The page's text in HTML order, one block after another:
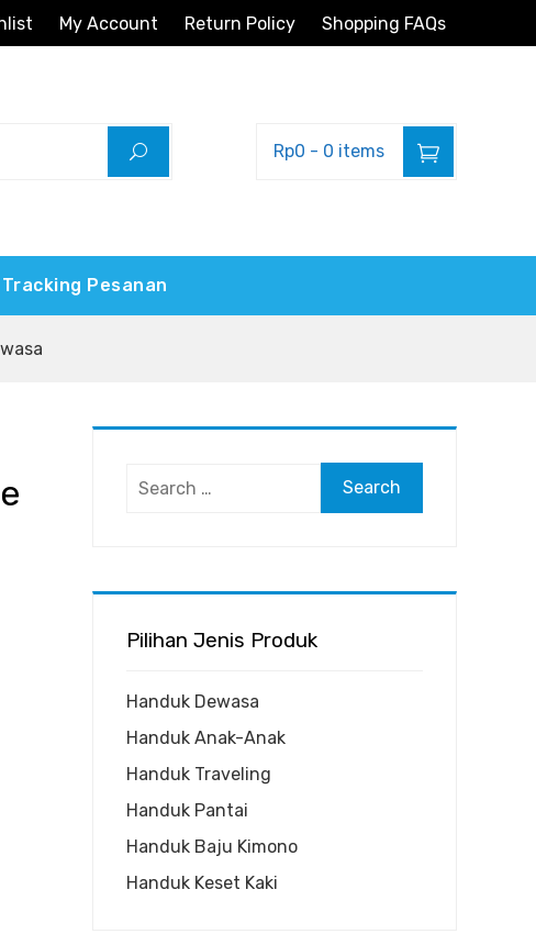
My Account Return Policy Shopping FAQs
Rp0 - 0 items
Tracking Pesanan
Search
Pilihan Jenis Produk
Handuk Dewasa
Handuk Anak-Anak
Handuk Traveling
Handuk Pantai
Handuk Baju Kimono
Handuk Keset Kaki